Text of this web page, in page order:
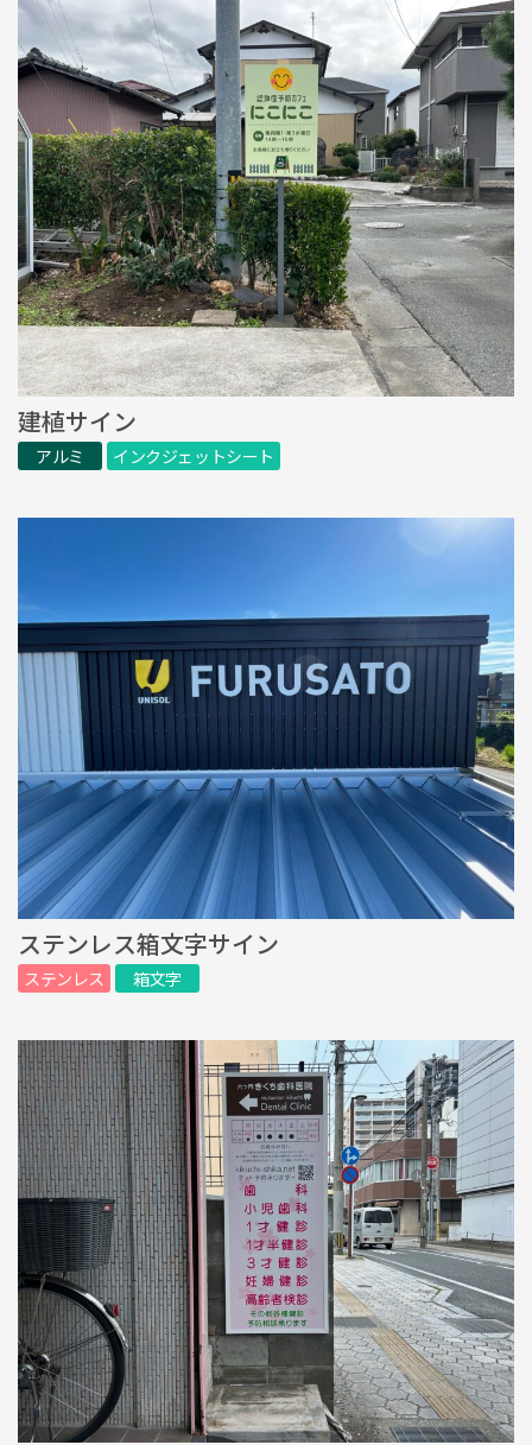
建植サイン
アルミ インクジェットシート
ステンレス箱文字サイン
ステンレス 箱文字